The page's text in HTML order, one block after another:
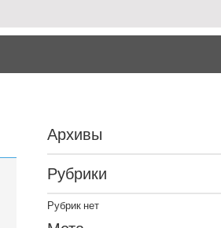
Архивы
Рубрики
Рубрик нет